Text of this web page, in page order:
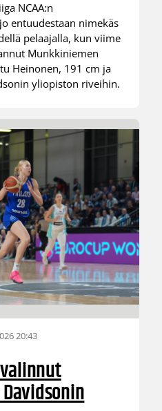
NCAA:n
entuudestaan nimekäs
pelaajalla, kun viime
Munkkiniemen
Heinonen, 191 cm ja
yliopiston riveihin.
20:43